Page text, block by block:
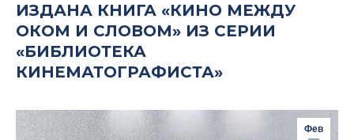
ИЗДАНА КНИГА «КИНО МЕЖДУ
ОКОМ И СЛОВОМ» ИЗ СЕРИИ
«БИБЛИОТЕКА
КИНЕМАТОГРАФИСТА»
Фев